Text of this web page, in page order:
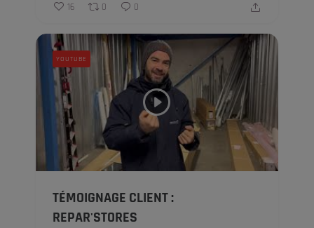
16 0 0
TÉMOIGNAGE CLIENT :
REPAR'STORES
YOUTUBE